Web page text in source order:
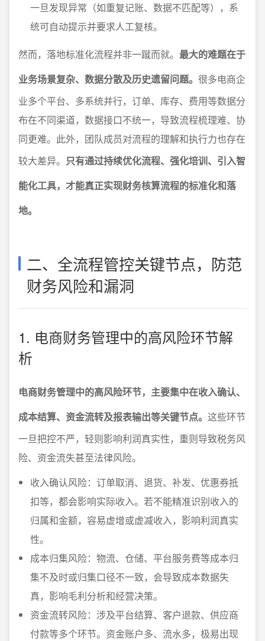
一旦发现异常（如重复记账、数据不匹配等），系
统可自动提示并要求人工复核。
然而，落地标准化流程并非一蹴而就。 最大的难题在于
业务场景复杂、数据分散及历史遗留问题。 很多电商企
业多个平台、多系统并行，订单、库存、费用等数据分
布在不同渠道，数据接口不统一，导致流程梳理难、协
同更难。此外，团队成员对流程的理解和执行力也存在
较大差异。 只有通过持续优化流程、强化培训、引入智
能化工具，才能真正实现财务核算流程的标准化和落
地。
二、全流程管控关键节点，防范
财务风险和漏洞
1. 电商财务管理中的高风险环节解
析
电商财务管理中的高风险环节，主要集中在收入确认、
成本结算、资金流转及报表输出等关键节点。 这些环节
一旦把控不严，轻则影响利润真实性，重则导致税务风
险、资金流失甚至法律风险。
收入确认风险：订单取消、退货、补发、优惠券抵
扣等，都会影响实际收入。若不能精准识别收入的
归属和金额，容易虚增或虚减收入，影响利润真实
性。
成本归集风险：物流、仓储、平台服务费等成本归
集不及时或归集口径不一致，会导致成本数据失
真，影响毛利分析和经营决策。
资金流转风险：涉及平台结算、客户退款、供应商
付款等多个环节。资金账户多、流水多，极易出现